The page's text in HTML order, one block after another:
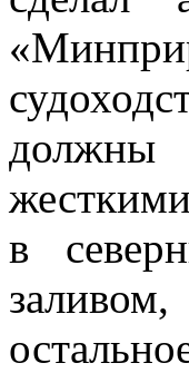
должны
в